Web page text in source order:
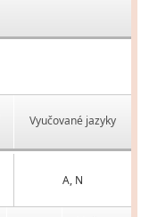
Vyučované jazyky
A, N